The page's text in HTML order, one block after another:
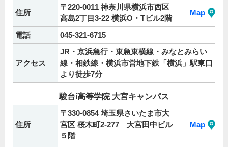
住所
〒220-0011 神奈川県横浜市西区
高島2丁目3-22 横浜O・Tビル2階
Map
電話 045-321-6715
アクセス
JR・京浜急行・東急東横線・みなとみらい
線・相鉄線・横浜市営地下鉄「横浜」駅東口
より徒歩7分
駿台i高等学院 大宮キャンパス
住所
〒330-0854 埼玉県さいたま市大
宮区 桜木町2-277 大宮田中ビル
５階
Map